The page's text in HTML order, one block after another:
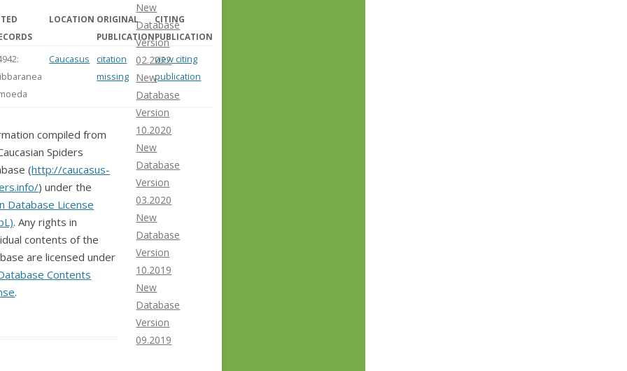
LOCATION ORIGINAL
PUBLICATION
CITING
PUBLICATION
Caucasus
citation
missing
view citing
publication
compiled from
Spiders
(http://caucasus-
) under the
Database License
. Any rights in
contents of the
are licensed under
Contents
.
New
Database
Version
02.2022
New
Database
Version
10.2020
New
Database
Version
03.2020
New
Database
Version
10.2019
New
Database
Version
09.2019